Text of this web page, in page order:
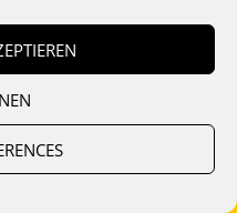
Datenschutz